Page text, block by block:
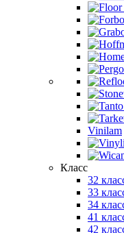
Vinilam
Класс
32
33
34
41
42